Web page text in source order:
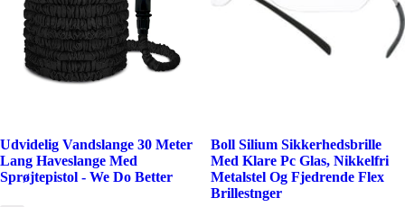
Udvidelig Vandslange 30 Meter
Lang Haveslange Med
Sprøjtepistol - We Do Better
Boll Silium Sikkerhedsbrille
Med Klare Pc Glas, Nikkelfri
Metalstel Og Fjedrende Flex
Brillestnger